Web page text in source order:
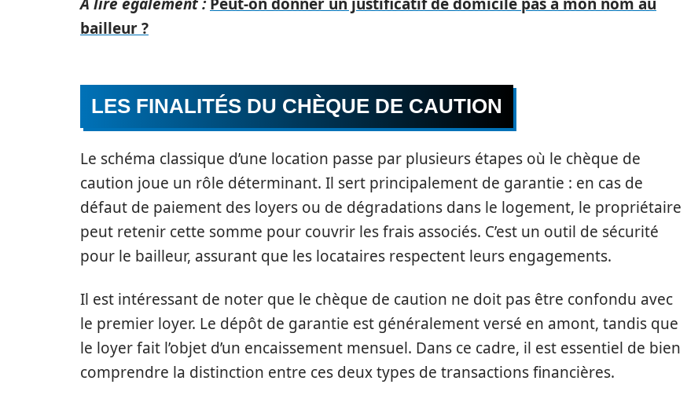
bailleur ?
LES FINALITÉS DU CHÈQUE DE CAUTION
Le schéma classique d’une location passe par plusieurs étapes où le chèque de
caution joue un rôle déterminant. Il sert principalement de garantie : en cas de
défaut de paiement des loyers ou de dégradations dans le logement, le propriétaire
peut retenir cette somme pour couvrir les frais associés. C’est un outil de sécurité
pour le bailleur, assurant que les locataires respectent leurs engagements.
Il est intéressant de noter que le chèque de caution ne doit pas être confondu avec
le premier loyer. Le dépôt de garantie est généralement versé en amont, tandis que
le loyer fait l’objet d’un encaissement mensuel. Dans ce cadre, il est essentiel de bien
comprendre la distinction entre ces deux types de transactions financières.